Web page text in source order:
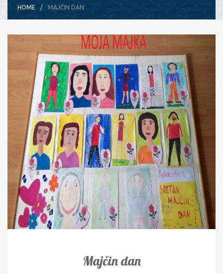
HOME MAJČIN DAN
Majčin dan